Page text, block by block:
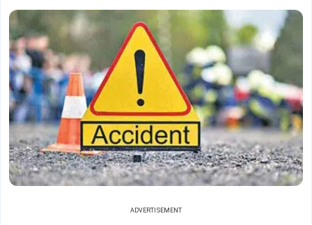
ADVERTISEMENT